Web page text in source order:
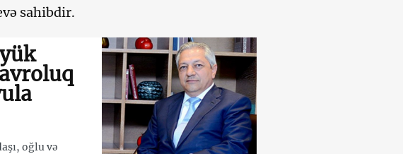
sahibdir.
oğlu və